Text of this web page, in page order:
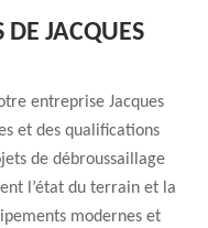
DE JACQUES
entreprise Jacques
et des qualifications
de débroussaillage
l’état du terrain et la
modernes et